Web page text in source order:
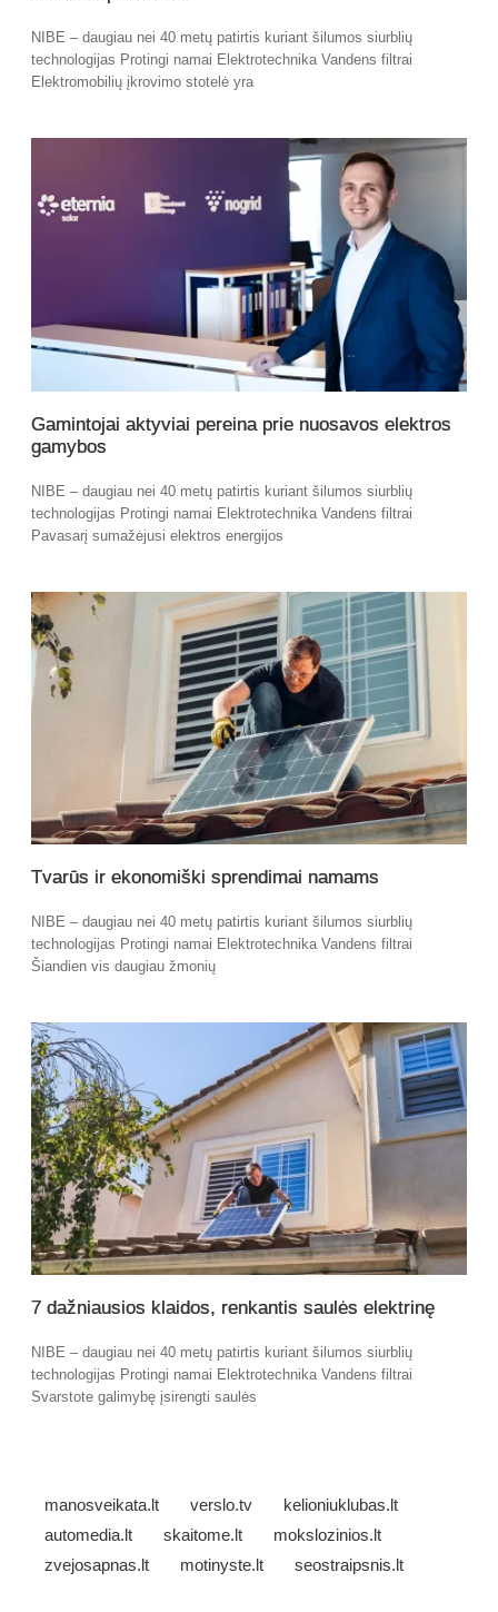
NIBE – daugiau nei 40 metų patirtis kuriant šilumos siurblių
technologijas Protingi namai Elektrotechnika Vandens filtrai
Elektromobilių įkrovimo stotelė yra
Gamintojai aktyviai pereina prie nuosavos elektros
gamybos
NIBE – daugiau nei 40 metų patirtis kuriant šilumos siurblių
technologijas Protingi namai Elektrotechnika Vandens filtrai
Pavasarį sumažėjusi elektros energijos
Tvarūs ir ekonomiški sprendimai namams
NIBE – daugiau nei 40 metų patirtis kuriant šilumos siurblių
technologijas Protingi namai Elektrotechnika Vandens filtrai
Šiandien vis daugiau žmonių
7 dažniausios klaidos, renkantis saulės elektrinę
NIBE – daugiau nei 40 metų patirtis kuriant šilumos siurblių
technologijas Protingi namai Elektrotechnika Vandens filtrai
Svarstote galimybę įsirengti saulės
manosveikata.lt verslo.tv
kelioniuklubas.lt
automedia.lt
skaitome.lt
mokslozinios.lt
zvejosapnas.lt
motinyste.lt seostraipsnis.lt